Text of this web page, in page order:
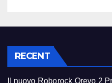
RECENT
Il nuovo Roborock Qrevo 2